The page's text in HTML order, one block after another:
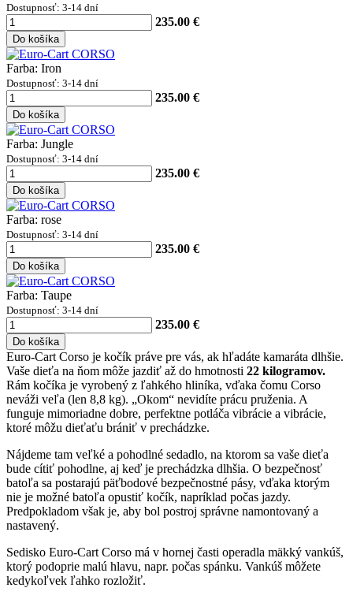
Dostupnosť: 3-14 dní
235.00 €
Do košíka
Farba: Iron
Dostupnosť: 3-14 dní
235.00 €
Do košíka
Farba: Jungle
Dostupnosť: 3-14 dní
235.00 €
Do košíka
Farba: rose
Dostupnosť: 3-14 dní
235.00 €
Do košíka
Farba: Taupe
Dostupnosť: 3-14 dní
235.00 €
Do košíka
Euro-Cart Corso je kočík práve pre vás, ak hľadáte kamaráta dlhšie.
Vaše dieťa na ňom môže jazdiť až do hmotnosti 22 kilogramov.
Rám kočíka je vyrobený z ľahkého hliníka, vďaka čomu Corso
neváži veľa (len 8,8 kg). „Okom“ nevidíte prácu pruženia. A
funguje mimoriadne dobre, perfektne potláča vibrácie a vibrácie,
ktoré môžu dieťaťu brániť v prechádzke.
Nájdeme tam veľké a pohodlné sedadlo, na ktorom sa vaše dieťa
bude cítiť pohodlne, aj keď je prechádzka dlhšia. O bezpečnosť
batoľa sa postarajú päťbodové bezpečnostné pásy, vďaka ktorým
nie je možné batoľa opustiť kočík, napríklad počas jazdy.
Predpokladom však je, aby bol postroj správne namontovaný a
nastavený.
Sedisko Euro-Cart Corso má v hornej časti operadla mäkký vankúš,
ktorý podoprie malú hlavu, napr. počas spánku. Vankúš môžete
kedykoľvek ľahko rozložiť.